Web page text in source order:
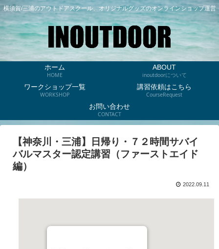
横須賀/三浦のアウトドアスクール、オリジナルグッズのオンラインショップ運営
ホーム
HOME
ABOUT
inoutdoorについて
ワークショップ一覧
WORKSHOP
講習依頼はこちら
CourseRequest
お問い合わせ
CONTACT
【神奈川・三浦】日帰り・７２時間サバイ
バルマスター認定講習（ファーストエイド
編）
2022.09.11